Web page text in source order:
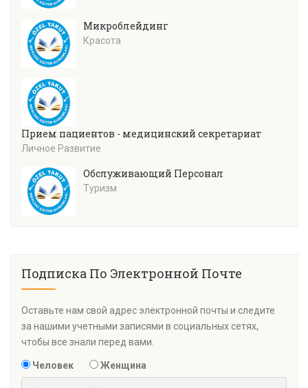
Микроблейдинг
Красота
Прием пациентов - медицинский секретариат
Личное Развитие
Обслуживающий Персонал
Туризм
Подписка По Электронной Почте
Оставьте нам свой адрес электронной почты и следите
за нашими учетными записями в социальных сетях,
чтобы все знали перед вами.
Человек Женщина